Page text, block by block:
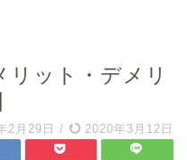
ット・デメリ
2月29日 / 2020年3月12日